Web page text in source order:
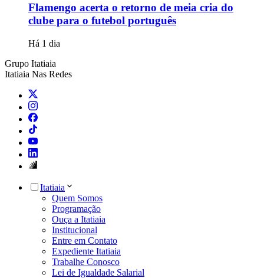
Flamengo acerta o retorno de meia cria do
clube para o futebol português
Há 1 dia
Grupo Itatiaia
Itatiaia Nas Redes
Itatiaia
Quem Somos
Programação
Ouça a Itatiaia
Institucional
Entre em Contato
Expediente Itatiaia
Trabalhe Conosco
Lei de Igualdade Salarial